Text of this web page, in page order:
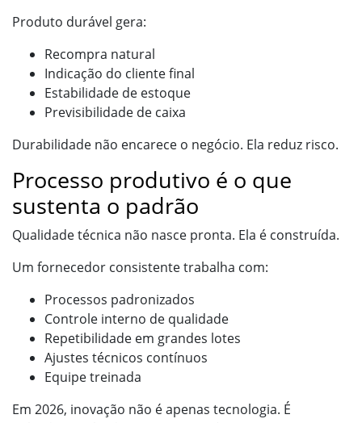
Produto durável gera:
Recompra natural
Indicação do cliente final
Estabilidade de estoque
Previsibilidade de caixa
Durabilidade não encarece o negócio. Ela reduz risco.
Processo produtivo é o que
sustenta o padrão
Qualidade técnica não nasce pronta. Ela é construída.
Um fornecedor consistente trabalha com:
Processos padronizados
Controle interno de qualidade
Repetibilidade em grandes lotes
Ajustes técnicos contínuos
Equipe treinada
Em 2026, inovação não é apenas tecnologia. É